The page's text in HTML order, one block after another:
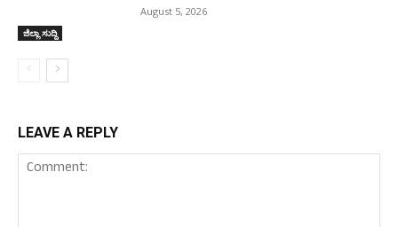
ಜಿಲ್ಲಾ ಸುದ್ದಿ
August 5, 2026
LEAVE A REPLY